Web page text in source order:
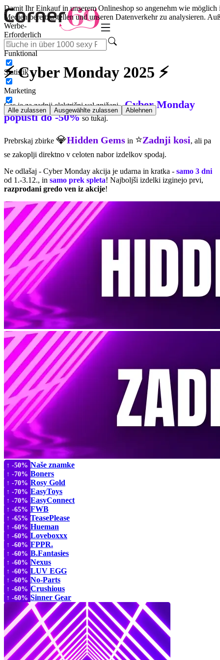
Damit Ihr Einkauf in unserem Onlineshop so angenehm wie möglich
Medien bereitzustellen und unseren Datenverkehr zu analysieren.
Werbe-
Erforderlich
Funktional
Statistik
Marketing
Alle zulassen Ausgewählte zulassen Ablehnen
⚡ Cyber Monday 2025 ⚡
Čas je za zadnji električni val znižanj -Cyber Monday
popusti do -50%so tukaj.
Prebrskaj zbirke 💎Hidden Gems in ⭐Zadnji kosi, ali pa
se zakoplji direktno v celoten nabor izdelkov spodaj.
Ne odlašaj - Cyber Monday akcija je udarna in kratka - samo 3 dni
od 1.-3.12., in samo prek spleta! Najboljši izdelki izginejo prvi,
razprodani gredo ven iz akcije!
↑ -50% Naše znamke
↑ -70% Boners
↑ -70% Rosy Gold
↑ -70% EasyToys
↑ -70% EasyConnect
↑ -65% FWB
↑ -65% TeasePlease
↑ -60% Hueman
↑ -60% Loveboxxx
↑ -60% FPPR.
↑ -60% B.Fantasies
↑ -60% Nexus
↑ -60% LUV EGG
↑ -60% No-Parts
↑ -60% Crushious
↑ -60% Sinner Gear